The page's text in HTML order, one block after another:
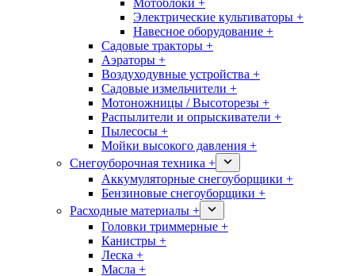
Мотоблоки +
Электрические культиваторы +
Навесное оборудование +
Садовые тракторы +
Аэраторы +
Воздуходувные устройства +
Садовые измельчители +
Мотоножницы / Высоторезы +
Распылители и опрыскиватели +
Пылесосы +
Мойки высокого давления +
Снегоуборочная техника +
Аккумуляторные снегоуборщики +
Бензиновые снегоуборщики +
Расходные материалы +
Головки триммерные +
Канистры +
Леска +
Масла +